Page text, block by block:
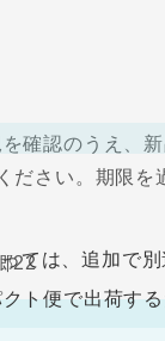
り6日以内にご
ては、追加で
ト便で出荷す
く商品に欠陥
確認のうえ、
さい。期限
ます。
22